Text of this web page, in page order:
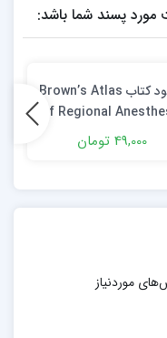
پسند شما باشد:
دانلود کتاب Brown’s Atlas
of Regional
7th Edition
49,000 تومان
موردنیاز